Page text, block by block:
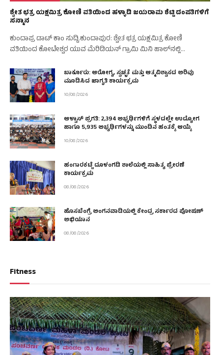
ಶ್ವೇತ ಛತ್ರ ಯಕ್ಷಮಿತ್ರ ಕೋಣಿ ವತಿಯಿಂದ ಹಳ್ಳಾಡಿ ಜಯರಾಮ ಶೆಟ್ಟಿ ದಂಪತಿಗಳಿಗೆ
ಸನ್ಮಾನ
ಕುಂದಾಪ್ರ ಡಾಟ್‌ ಕಾಂ ಸುದ್ದಿ.ಕುಂದಾಪುರ: ಶ್ವೇತ ಛತ್ರ ಯಕ್ಷಮಿತ್ರ ಕೋಣಿ
ವತಿಯಿಂದ ಕೋಟೇಶ್ವರ ಯುವ ಮೆರಿಡಿಯನ್ ಗ್ರಾಮಿ ಮಿನಿ ಹಾಲ್‌ನಲ್ಲಿ…
ಬಾರ್ಕೂರು: ಆರೋಗ್ಯ, ಸ್ವಚ್ಛತೆ ಮತ್ತು ಆತ್ಮವಿಶ್ವಾಸದ ಅರಿವು
ಮೂಡಿಸಿದ ಜಾಗೃತಿ ಕಾರ್ಯಕ್ರಮ
10/08/2026
ಆಳ್ವಾಸ್ ಪ್ರಗತಿ: 2,394 ಅಭ್ಯರ್ಥಿಗಳಿಗೆ ಸ್ಥಳದಲ್ಲೇ ಉದ್ಯೋಗ
ಹಾಗೂ 5,935 ಅಭ್ಯರ್ಥಿಗಳನ್ನು ಮುಂದಿನ ಹಂತಕ್ಕೆ ಆಯ್ಕೆ
10/08/2026
ಹಂಗಾರಕಟ್ಟೆ ದೂಳಂಗಡಿ ಶಾಲೆಯಲ್ಲಿ ಸಾಹಿತ್ಯ ಪ್ರೇರಣೆ
ಕಾರ್ಯಕ್ರಮ
08/08/2026
ಹೊಸಬೆಂಗ್ರೆ ಅಂಗನವಾಡಿಯಲ್ಲಿ ಕೇಂದ್ರ ಸರ್ಕಾರದ ಪೋಷಣ್
ಅಭಿಯಾನ
08/08/2026
Fitness